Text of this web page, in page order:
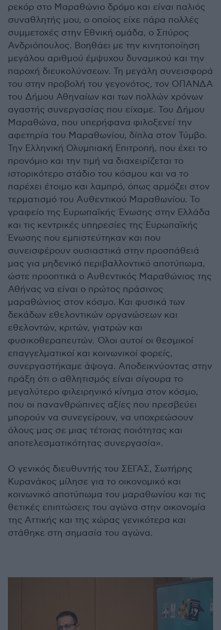
ρεκόρ στο Μαραθώνιο δρόμο και είναι παλιός
συναθλητής μου, ο οποίος είχε πάρα πολλές
συμμετοχές στην Εθνική ομάδα, ο Σπύρος
Ανδριόπουλος. Βοηθάει με την κινητοποίηση
μεγάλου αριθμού έμψυχου δυναμικού και την
παροχή διευκολύνσεων. Τη μεγάλη συνεισφορά
του στην προβολή του γεγονότος, τον ΟΠΑΝΔΑ
του Δήμου Αθηναίων και των πολλών χρόνων
αγαστής συνεργασίας που είχαμε. Του Δήμου
Μαραθώνα, που υπερήφανα φιλοξενεί την
αφετηρία του Μαραθωνίου, δίπλα στον Τύμβο.
Την Ελληνική Ολυμπιακή Επιτροπή, που έχει το
προνόμιο και την τιμή να διαχειρίζεται το
ιστορικότερο στάδιο του κόσμου και να το
παρέχει έτοιμο και λαμπρό, όπως αρμόζει στον
τερματισμό του Αυθεντικού Μαραθωνίου. Το
γραφείο της Ευρωπαϊκής Ένωσης στην Ελλάδα
και τις κεντρικές υπηρεσίες της Ευρωπαϊκής
Ένωσης που εμπιστεύτηκαν και που
συνεισφέρουν ουσιαστικά στην προσπάθειά
μας για μηδενικό περιβαλλοντικό αποτύπωμα,
ώστε προοπτικά ο Αυθεντικός Μαραθώνιος της
Αθήνας να είναι ο πρώτος πράσινος
μαραθώνιος στον κόσμο. Και φυσικά των
δεκάδων εθελοντικών οργανώσεων και
εθελοντών, κριτών, γιατρών και
φυσικοθεραπευτών. Όλοι αυτοί οι θεσμικοί
επαγγελματικοί και κοινωνικοί φορείς,
συνεργαστήκαμε άψογα. Αποδεικνύοντας στην
πράξη ότι ο αθλητισμός είναι σίγουρα το
μεγαλύτερο φιλειρηνικό κίνημα στον κόσμο,
που οι πανανθρώπινες αξίες που πρεσβεύει
μπορούν να συνεγείρουν, να υποχρεώσουν
όλους μας σε μιας τέτοιας ποιότητας και
αποτελεσματικότητας συνεργασία».
Ο γενικός διευθυντής του ΣΕΓΑΣ, Σωτήρης
Κυρανάκος μίλησε για το οικονομικό και
κοινωνικό αποτύπωμα του μαραθωνίου και τις
θετικές επιπτώσεις του αγώνα στην οικονομία
της Αττικής και της χώρας γενικότερα και
στάθηκε στη σημασία του αγώνα.